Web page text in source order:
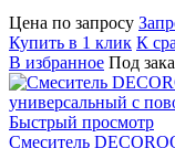
Цена по запросу
Купить в 1 клик К
В избранное Под
Быстрый просмотр
Смеситель